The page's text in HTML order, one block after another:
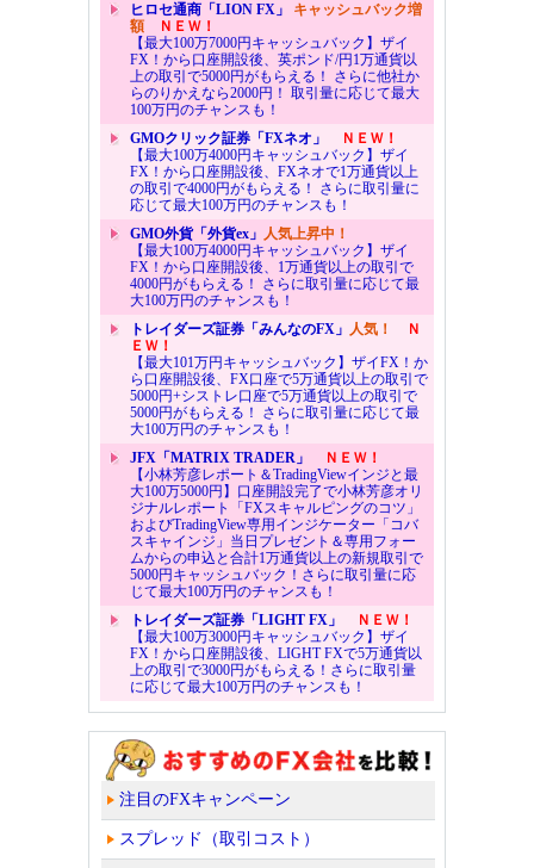
ヒロセ通商「LION FX」 キャッシュバック増
額ＮＥＷ！
【最大100万7000円キャッシュバック】ザイ
FX！から口座開設後、英ポンド/円1万通貨以
上の取引で5000円がもらえる！ さらに他社か
らのりかえなら2000円！ 取引量に応じて最大
100万円のチャンスも！
GMOクリック証券「FXネオ」
ＮＥＷ！
【最大100万4000円キャッシュバック】ザイ
FX！から口座開設後、FXネオで1万通貨以上
の取引で4000円がもらえる！ さらに取引量に
応じて最大100万円のチャンスも！
GMO外貨「外貨ex」 人気上昇中！
【最大100万4000円キャッシュバック】ザイ
FX！から口座開設後、1万通貨以上の取引で
4000円がもらえる！ さらに取引量に応じて最
大100万円のチャンスも！
トレイダーズ証券「みんなのFX」 人気！
Ｎ
ＥＷ！
【最大101万円キャッシュバック】ザイFX！か
ら口座開設後、FX口座で5万通貨以上の取引で
5000円+シストレ口座で5万通貨以上の取引で
5000円がもらえる！ さらに取引量に応じて最
大100万円のチャンスも！
JFX「MATRIX TRADER」
ＮＥＷ！
【小林芳彦レポート＆TradingViewインジと最
大100万5000円】口座開設完了で小林芳彦オリ
ジナルレポート「FXスキャルピングのコツ」
およびTradingView専用インジケーター「コバ
スキャインジ」当日プレゼント＆専用フォー
ムからの申込と合計1万通貨以上の新規取引で
5000円キャッシュバック！さらに取引量に応
じて最大100万円のチャンスも！
トレイダーズ証券「LIGHT FX」
ＮＥＷ！
【最大100万3000円キャッシュバック】ザイ
FX！から口座開設後、LIGHT FXで5万通貨以
上の取引で3000円がもらえる！さらに取引量
に応じて最大100万円のチャンスも！
注目のFXキャンペーン
スプレッド（取引コスト）